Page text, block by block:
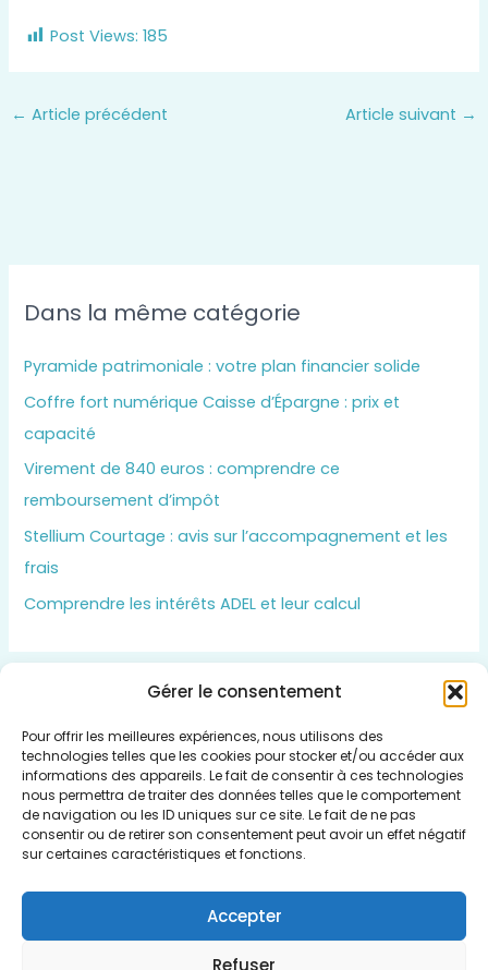
Gérer le consentement
Pour offrir les meilleures expériences, nous utilisons des
technologies telles que les cookies pour stocker et/ou accéder aux
informations des appareils. Le fait de consentir à ces technologies
nous permettra de traiter des données telles que le comportement
de navigation ou les ID uniques sur ce site. Le fait de ne pas
consentir ou de retirer son consentement peut avoir un effet négatif
sur certaines caractéristiques et fonctions.
Accepter
Refuser
Post Views: 185
← Article précédent Article suivant →
Dans la même catégorie
Pyramide patrimoniale : votre plan financier solide
Coffre fort numérique Caisse d’Épargne : prix et
capacité
Virement de 840 euros : comprendre ce
remboursement d’impôt
Stellium Courtage : avis sur l’accompagnement et les
frais
Comprendre les intérêts ADEL et leur calcul
Insert HTML text here.
Qui sommes nous
Mentions légales
Plan du Site